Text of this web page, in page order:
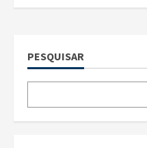
PESQUISAR